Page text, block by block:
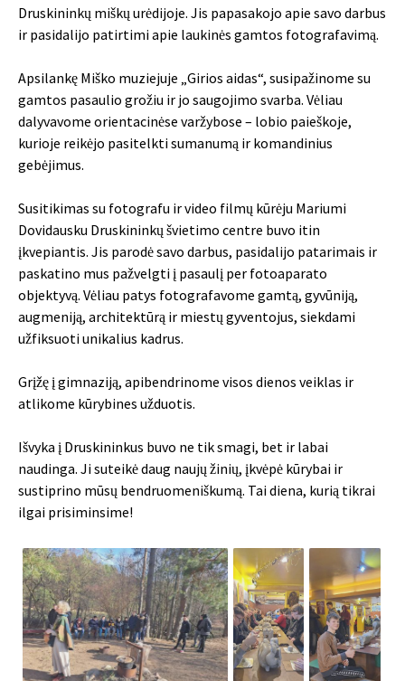
Druskininkų miškų urėdijoje. Jis papasakojo apie savo darbus
ir pasidalijo patirtimi apie laukinės gamtos fotografavimą.
Apsilankę Miško muziejuje „Girios aidas“, susipažinome su
gamtos pasaulio grožiu ir jo saugojimo svarba. Vėliau
dalyvavome orientacinėse varžybose – lobio paieškoje,
kurioje reikėjo pasitelkti sumanumą ir komandinius
gebėjimus.
Susitikimas su fotografu ir video filmų kūrėju Mariumi
Dovidausku Druskininkų švietimo centre buvo itin
įkvepiantis. Jis parodė savo darbus, pasidalijo patarimais ir
paskatino mus pažvelgti į pasaulį per fotoaparato
objektyvą. Vėliau patys fotografavome gamtą, gyvūniją,
augmeniją, architektūrą ir miestų gyventojus, siekdami
užfiksuoti unikalius kadrus.
Grįžę į gimnaziją, apibendrinome visos dienos veiklas ir
atlikome kūrybines užduotis.
Išvyka į Druskininkus buvo ne tik smagi, bet ir labai
naudinga. Ji suteikė daug naujų žinių, įkvėpė kūrybai ir
sustiprino mūsų bendruomeniškumą. Tai diena, kurią tikrai
ilgai prisiminsime!